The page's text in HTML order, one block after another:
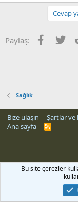
Cevap
Paylaş:
Sağlık
Bize ulaşın Şartlar ve
Ana sayfa
R
Bu site çerezler